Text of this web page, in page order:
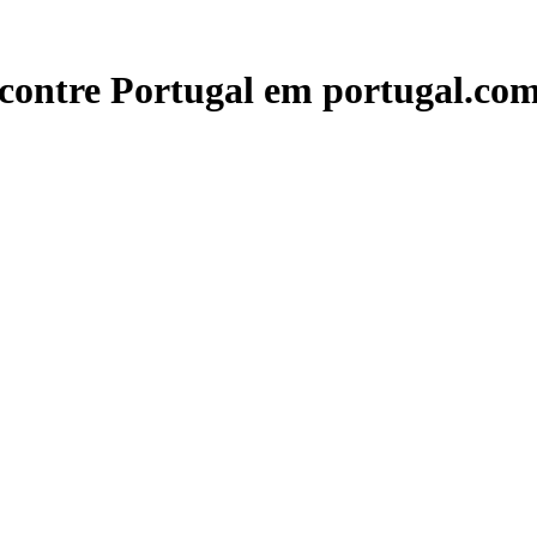
Portugal em